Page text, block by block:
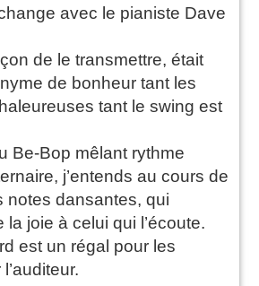
avec le pianiste Dave
de le transmettre, était
de bonheur tant les
tant le swing est
Be-Bop mêlant rythme
j’entends au cours de
notes dansantes, qui
la joie à celui qui l’écoute.
est un régal pour les